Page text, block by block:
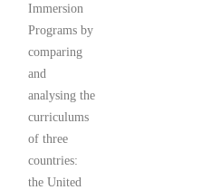
Immersion
Programs by
comparing
and
analysing the
curriculums
of three
countries:
the United